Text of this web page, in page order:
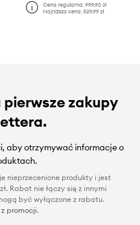
Cena regularna: 999,90 zł
Najniższa cena: 529,99 zł
zakupy
aby otrzymywać informacje o
nieprzecenione produkty i jest
Rabat nie łączy się z innymi
być wyłączone z rabatu.
promocji.